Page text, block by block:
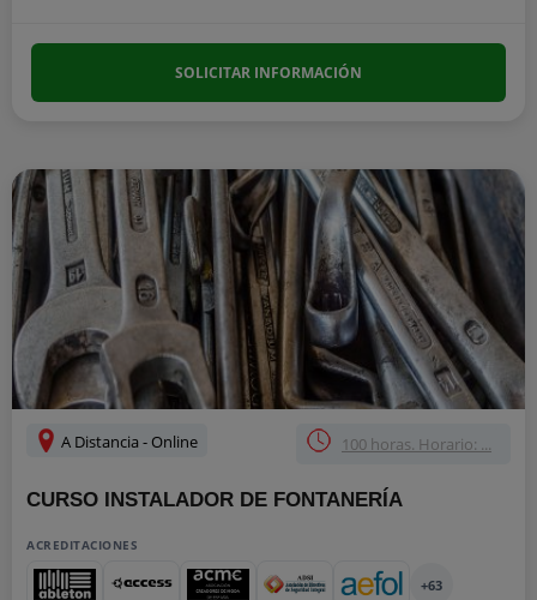
SOLICITAR INFORMACIÓN
A Distancia - Online 100 horas. Horario: ...
CURSO INSTALADOR DE FONTANERÍA
ACREDITACIONES
+63